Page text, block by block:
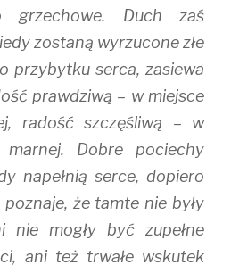
grzechowe. Duch zaś
zostaną wyrzucone złe
przybytku serca, zasiewa
prawdziwą – w miejsce
radość szczęśliwą – w
Dobre pociechy
napełnią serce, dopiero
że tamte nie były
nie mogły być zupełne
ani też trwałe wskutek